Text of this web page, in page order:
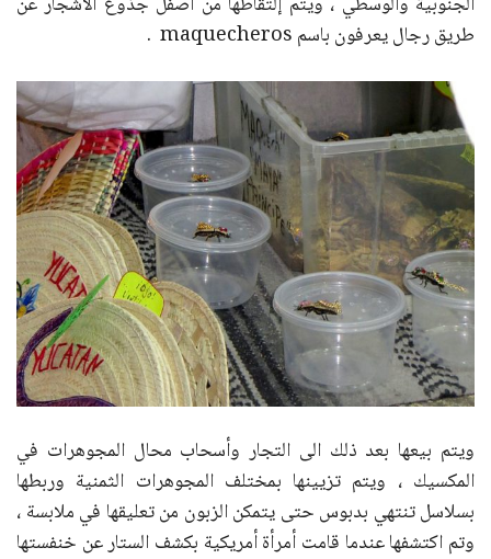
طريق رجال يعرفون باسم maquecheros .
ويتم بيعها بعد ذلك الى التجار وأسحاب محال المجوهرات في
المكسيك ، ويتم تزيينها بمختلف المجوهرات الثمنية وربطها
بسلاسل تنتهي بدبوس حتى يتمكن الزبون من تعليقها في ملابسة ،
وتم اكتشفها عندما قامت أمرأة أمريكية بكشف الستار عن خنفستها